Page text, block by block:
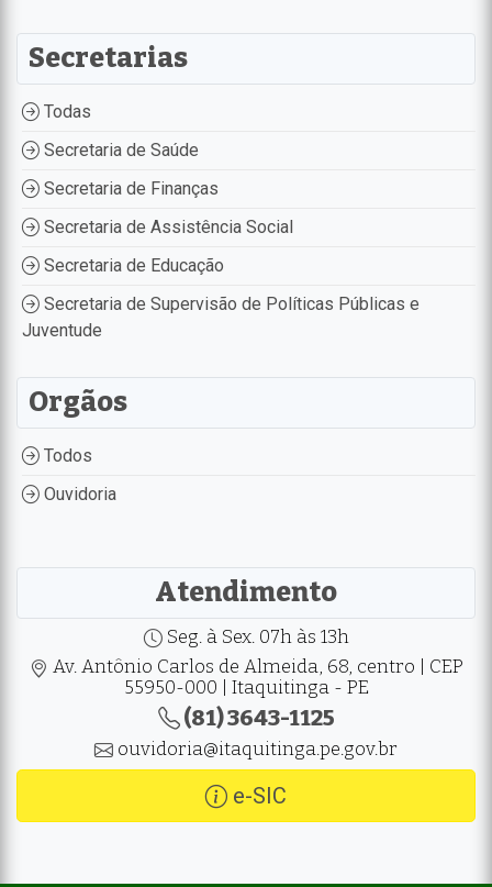
Secretarias
Todas
Secretaria de Saúde
Secretaria de Finanças
Secretaria de Assistência Social
Secretaria de Educação
Secretaria de Supervisão de Políticas Públicas e
Juventude
Orgãos
Todos
Ouvidoria
Atendimento
Seg. à Sex. 07h às 13h
Av. Antônio Carlos de Almeida, 68, centro | CEP
55950-000 | Itaquitinga - PE
(81) 3643-1125
ouvidoria@itaquitinga.pe.gov.br
e-SIC